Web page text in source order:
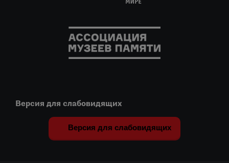
Версия для слабовидящих
Версия для слабовидящих